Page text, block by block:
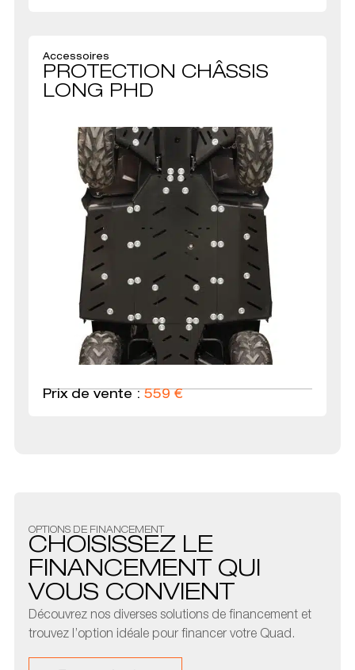
Accessoires
PROTECTION CHÂSSIS
LONG PHD
Prix de vente : 559 €
OPTIONS DE FINANCEMENT
CHOISISSEZ LE
FINANCEMENT QUI
VOUS CONVIENT
Découvrez nos diverses solutions de financement et
trouvez l’option idéale pour financer votre Quad.